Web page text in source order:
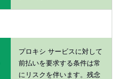
プロキシ サービスに対して
前払いを要求する条件は常
にリスクを伴います。残念